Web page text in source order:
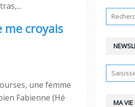
me croyais
une femme
Fabienne (Hé
MA VIE